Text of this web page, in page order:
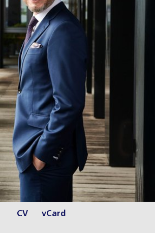
CV vCard